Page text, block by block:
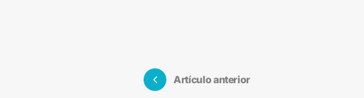
Artículo anterior